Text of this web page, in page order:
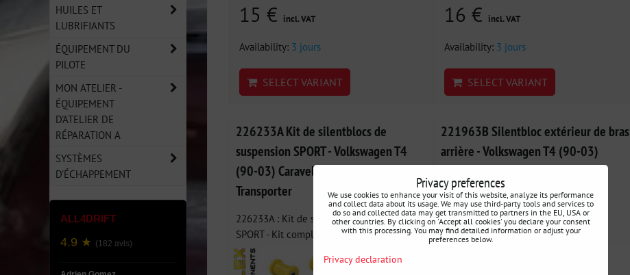
15 € incl. VAT
Availability: 3 jours
SELECT VARIANT
16 € incl. VAT
Availability: 3 jours
SELECT VARIANT
226233A Kit de silentblocs de
suspension SPORT - Volkswagen T4
(90-03) Caravelle, Multivan,
Transporter
226233A : Kit de silentblocs de châssis
SPORT - Kit complet de...
221963B Silentbloc extérieur de bras
arrière - Volkswagen T4 (90-03)
Caravelle, Multivan, Transporter
221963B: Silentbloc extérieur de bras
arrière - Silentbloc en...
HUILES ET
LUBRIFIANTS
ÉQUIPEMENT DU
PILOTE
MON ATELIER -
ÉQUIPEMENT
D'ATELIER DE
RÉPARATION A
SYSTÈMES
D'ÉCHAPPEMENT
ALL4DRIFT
4.9 ★ (182 avis)
Privacy preferences
We use cookies to enhance your visit of this website, analyze its performance
and collect data about its usage. We may use third-party tools and services to
do so and collected data may get transmitted to partners in the EU, USA or
other countries. By clicking on 'Accept all cookies' you declare your consent
with this processing. You may find detailed information or adjust your
preferences below.
Privacy declaration